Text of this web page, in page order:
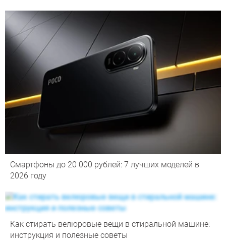
Смартфоны до 20 000 рублей: 7 лучших моделей в
2026 году
Как стирать велюровые вещи в стиральной машине:
инструкция и полезные советы